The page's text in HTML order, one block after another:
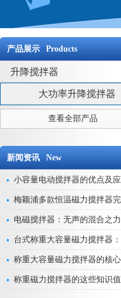
产品展示 Products
升降搅拌器
大功率升降搅拌器
查看全部产品
新闻资讯 New
电磁搅拌器：无声的混合之力